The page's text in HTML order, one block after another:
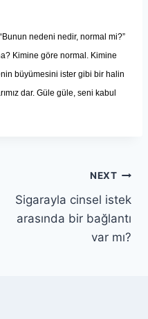
nedeni nedir, normal mi?”
Kimine göre normal. Kimine
büyümesini ister gibi bir halin
ımız dar. Güle güle, seni kabul
NEXT
Sigarayla cinsel istek
arasında bir bağlantı
var mı?